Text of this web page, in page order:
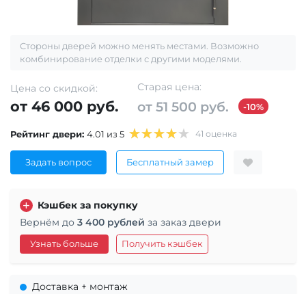
Стороны дверей можно менять местами. Возможно
комбинирование отделки с другими моделями.
Цена со скидкой:
от 46 000 руб.
Старая цена:
от 51 500 руб. -10%
Рейтинг двери: 4.01 из 5 41 оценка
Задать вопрос Бесплатный замер
Кэшбек за покупку
Вернём до 3 400 рублей за заказ двери
Узнать больше Получить кэшбек
Доставка + монтаж